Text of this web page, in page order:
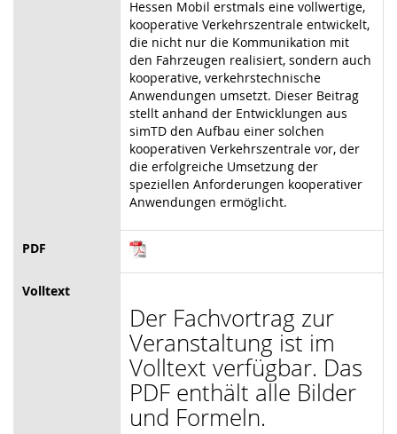
Hessen Mobil erstmals eine vollwertige,
kooperative Verkehrszentrale entwickelt,
die nicht nur die Kommunikation mit
den Fahrzeugen realisiert, sondern auch
kooperative, verkehrstechnische
Anwendungen umsetzt. Dieser Beitrag
stellt anhand der Entwicklungen aus
simTD den Aufbau einer solchen
kooperativen Verkehrszentrale vor, der
die erfolgreiche Umsetzung der
speziellen Anforderungen kooperativer
Anwendungen ermöglicht.
PDF
Volltext
Der Fachvortrag zur
Veranstaltung ist im
Volltext verfügbar. Das
PDF enthält alle Bilder
und Formeln.